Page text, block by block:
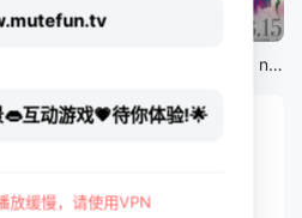
12集全
剧场版 Fate/stay night [Heaven&#039;s Feel] III.spring song
互动游戏💗待你体验!🌟
放缓慢，请使用VPN